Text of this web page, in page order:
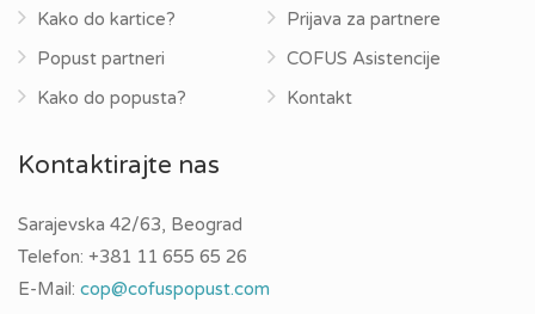
Kako do kartice?
Popust partneri
Kako do popusta?
Prijava za partnere
COFUS Asistencije
Kontakt
Kontaktirajte nas
Sarajevska 42/63, Beograd
Telefon: +381 11 655 65 26
E-Mail: cop@cofuspopust.com